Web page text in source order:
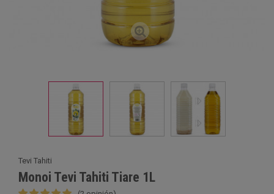
Tevi Tahiti
Monoi Tevi Tahiti Tiare 1L